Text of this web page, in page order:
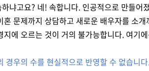
냐고요? 네! 속합니다. 인공적으로 만들
혼 문제까지 상담하고 새로운 배우자를 소
지에 오르는 것이 거의 불가능합니다. 여기
경우의 수를 현실적으로 반영할 수 없습니